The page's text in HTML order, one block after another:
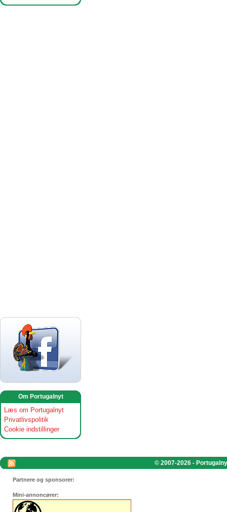
Om Portugalnyt
Læs om Portugalnyt
Privatlivspolitik
Cookie indstillinger
© 2007-2026 -
Partnere og sponsorer:
Mini-annoncører: